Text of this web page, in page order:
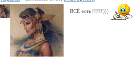
ВСЁ есть!!!!!!)))